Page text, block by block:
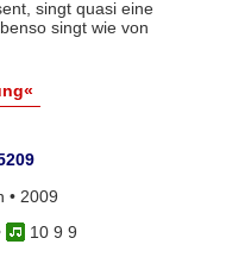
singt quasi eine
singt wie von
• 2009
10 9 9